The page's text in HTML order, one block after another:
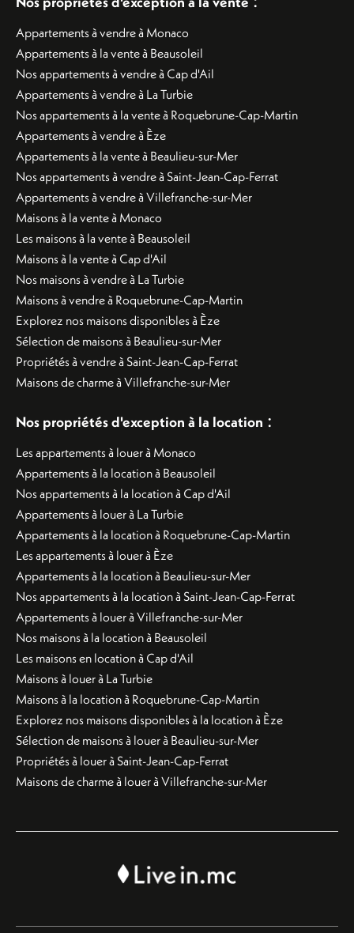
Appartements à vendre à Monaco
Appartements à la vente à Beausoleil
Nos appartements à vendre à Cap d'Ail
Appartements à vendre à La Turbie
Nos appartements à la vente à Roquebrune-Cap-Martin
Appartements à vendre à Èze
Appartements à la vente à Beaulieu-sur-Mer
Nos appartements à vendre à Saint-Jean-Cap-Ferrat
Appartements à vendre à Villefranche-sur-Mer
Maisons à la vente à Monaco
Les maisons à la vente à Beausoleil
Maisons à la vente à Cap d'Ail
Nos maisons à vendre à La Turbie
Maisons à vendre à Roquebrune-Cap-Martin
Explorez nos maisons disponibles à Èze
Sélection de maisons à Beaulieu-sur-Mer
Propriétés à vendre à Saint-Jean-Cap-Ferrat
Maisons de charme à Villefranche-sur-Mer
Nos propriétés d'exception à la location :
Les appartements à louer à Monaco
Appartements à la location à Beausoleil
Nos appartements à la location à Cap d'Ail
Appartements à louer à La Turbie
Appartements à la location à Roquebrune-Cap-Martin
Les appartements à louer à Èze
Appartements à la location à Beaulieu-sur-Mer
Nos appartements à la location à Saint-Jean-Cap-Ferrat
Appartements à louer à Villefranche-sur-Mer
Nos maisons à la location à Beausoleil
Les maisons en location à Cap d'Ail
Maisons à louer à La Turbie
Maisons à la location à Roquebrune-Cap-Martin
Explorez nos maisons disponibles à la location à Èze
Sélection de maisons à louer à Beaulieu-sur-Mer
Propriétés à louer à Saint-Jean-Cap-Ferrat
Maisons de charme à louer à Villefranche-sur-Mer